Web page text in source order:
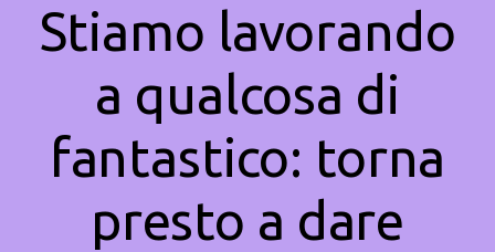
Stiamo lavorando
a qualcosa di
fantastico: torna
presto a dare